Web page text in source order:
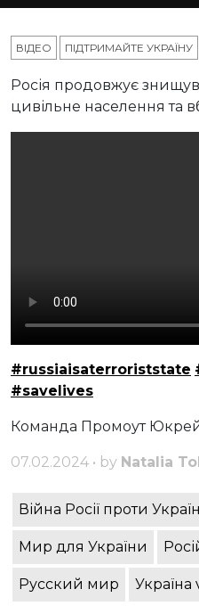
ВІДЕО ПІДТРИМАЙТЕ УКРАЇНУ
Росія продовжує
цивільне населення та
#russiaisaterroriststate
#savelives
Команда Промоут
07.02.2024 • by Natalia
Війна Росії проти
Мир для України
Русский мир Україна